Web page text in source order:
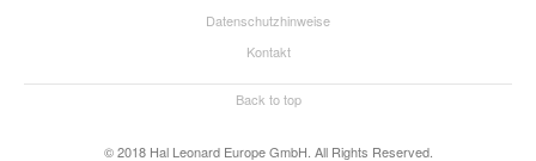
Streichinstrumente (Sevcik u.a.)
Datenschutzhinweise
Kontakt
Back to top
© 2018 Hal Leonard Europe GmbH. All Rights Reserved.